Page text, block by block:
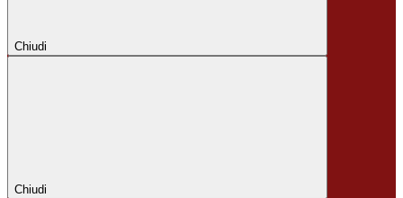
Chiudi
Chiudi